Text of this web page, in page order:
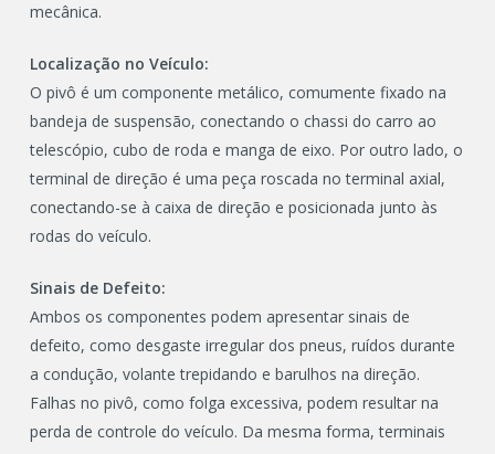
mecânica.
Localização no Veículo:
O pivô é um componente metálico, comumente fixado na
bandeja de suspensão, conectando o chassi do carro ao
telescópio, cubo de roda e manga de eixo. Por outro lado, o
terminal de direção é uma peça roscada no terminal axial,
conectando-se à caixa de direção e posicionada junto às
rodas do veículo.
Sinais de Defeito:
Ambos os componentes podem apresentar sinais de
defeito, como desgaste irregular dos pneus, ruídos durante
a condução, volante trepidando e barulhos na direção.
Falhas no pivô, como folga excessiva, podem resultar na
perda de controle do veículo. Da mesma forma, terminais